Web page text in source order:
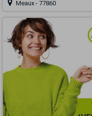
Meaux - 77860